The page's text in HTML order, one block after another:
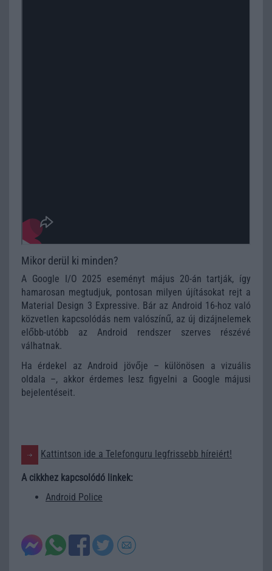
Mikor derül ki minden?
A Google I/O 2025 eseményt május 20-án tartják, így
hamarosan megtudjuk, pontosan milyen újításokat rejt a
Material Design 3 Expressive. Bár az Android 16-hoz való
közvetlen kapcsolódás nem valószínű, az új dizájnelemek
előbb-utóbb az Android rendszer szerves részévé
válhatnak.
Ha érdekel az Android jövője – különösen a vizuális
oldala –, akkor érdemes lesz figyelni a Google májusi
bejelentéseit.
Kattintson ide a Telefonguru legfrissebb híreiért!
A cikkhez kapcsolódó linkek:
Android Police